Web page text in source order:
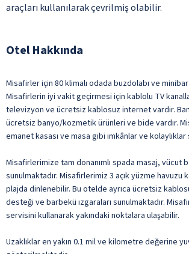
araçları kullanılarak çevrilmiş olabilir.
Otel Hakkında
Misafirler için 80 klimalı odada buzdolabı ve
Misafirlerin iyi vakit geçirmesi için kablolu TV
televizyon ve ücretsiz kablosuz internet vardır.
ücretsiz banyo/kozmetik ürünleri ve bide vardır.
emanet kasası ve masa gibi imkânlar ve kolaylıklar
Misafirlerimize tam donanımlı spada masaj, vücut
sunulmaktadır. Misafirlerimiz 3 açık yüzme
plajda dinlenebilir. Bu otelde ayrıca ücretsiz
desteği ve barbekü ızgaraları sunulmaktadır.
servisini kullanarak yakındaki noktalara ulaşabilir.
Uzaklıklar en yakın 0.1 mil ve kilometre değerine